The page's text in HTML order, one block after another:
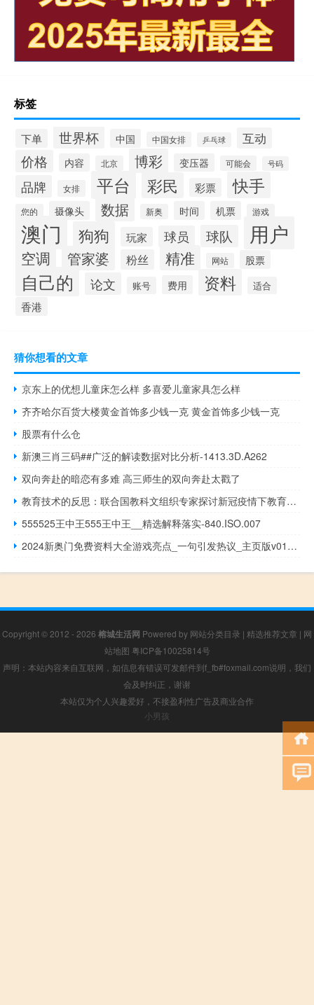
标签
下单 世界杯 中国 中国女排 乒乓球 互动
价格 内容 北京 博彩 变压器 可能会 号码
品牌 女排 平台 彩民 彩票 快手
您的 摄像头 数据 新奥 时间 机票 游戏
澳门 狗狗 玩家 球员 球队 用户
空调 管家婆 粉丝 精准 网站 股票
自己的 论文 账号 费用 资料 适合
香港
猜你想看的文章
京东上的优想儿童床怎么样 多喜爱儿童家具怎么样
齐齐哈尔百货大楼黄金首饰多少钱一克 黄金首饰多少钱一克
股票有什么仓
新澳三肖三码##广泛的解读数据对比分析-1413.3D.A262
双向奔赴的暗恋有多难 高三师生的双向奔赴太戳了
教育技术的反思：联合国教科文组织专家探讨新冠疫情下教育转型的影响
555525王中王555王中王__精选解释落实-840.ISO.007
2024新奥门免费资料大全游戏亮点_一句引发热议_主页版v016.064
Copyright © 2012 - 2026 榕城生活网 Powered by 网站分类目录 | 精选推荐文章 | 网
站地图 粤ICP备10025814号
声明：本站内容来自互联网，如信息有错误可发邮件到f_fb#foxmail.com说明，我们
会及时纠正，谢谢
本站仅为个人兴趣爱好，不接盈利性广告及商业合作
小男孩